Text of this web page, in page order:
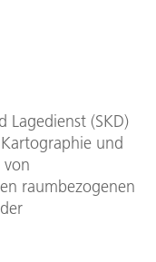
Lagedienst (SKD)
und
von
raumbezogenen